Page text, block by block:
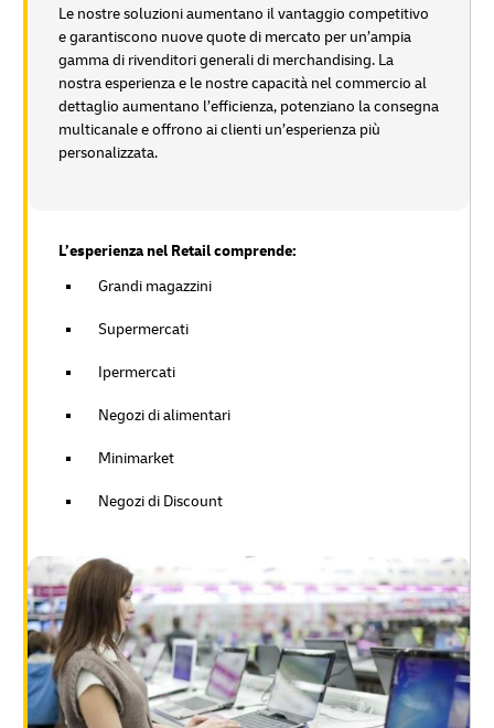
Le nostre soluzioni aumentano il vantaggio competitivo
e garantiscono nuove quote di mercato per un’ampia
gamma di rivenditori generali di merchandising. La
nostra esperienza e le nostre capacità nel commercio al
dettaglio aumentano l’efficienza, potenziano la consegna
multicanale e offrono ai clienti un’esperienza più
personalizzata.
L’esperienza nel Retail comprende:
Grandi magazzini
Supermercati
Ipermercati
Negozi di alimentari
Minimarket
Negozi di Discount